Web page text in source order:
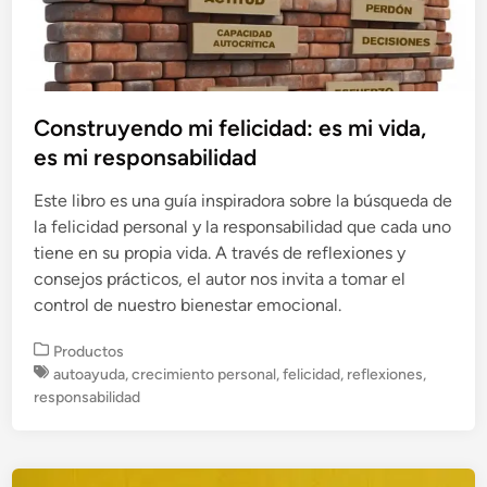
Construyendo mi felicidad: es mi vida,
es mi responsabilidad
Este libro es una guía inspiradora sobre la búsqueda de
la felicidad personal y la responsabilidad que cada uno
tiene en su propia vida. A través de reflexiones y
consejos prácticos, el autor nos invita a tomar el
control de nuestro bienestar emocional.
P
u
b
c
Productos
autoayuda,crecimiento personal,felicidad, reflexiones,
responsabilidad